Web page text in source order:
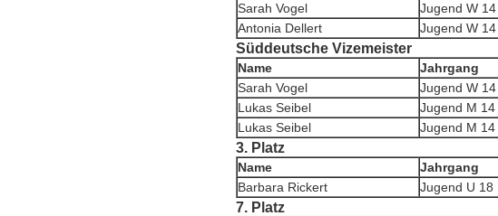
Sarah Vogel
Jugend W 14
Antonia Dellert
Jugend W 14
Süddeutsche Vizemeister
Name Jahrgang
Sarah Vogel
Jugend W 14
Lukas Seibel
Jugend M 14
Lukas Seibel
Jugend M 14
3. Platz
Name Jahrgang
Barbara Rickert
Jugend U 18
7. Platz